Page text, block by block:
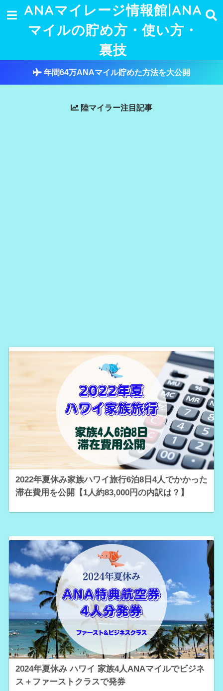
ANAマイレージ情報館|ANA
マイルの貯め方・使い方・
裏技
年間64万ANAマイル貯めた方法を大公開
陸マイラー注目記事
2022年夏休み家族ハワイ旅行6泊8日4人でかかった
滞在費用を公開【1人約83,000円の内訳は？】
2024年夏休み ハワイ 家族4人ANAマイルでビジネ
ス＋ファーストクラスで発券